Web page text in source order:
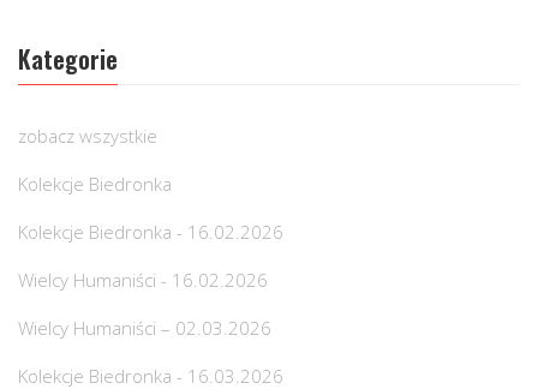
Kategorie
zobacz wszystkie
Kolekcje Biedronka
Kolekcje Biedronka - 16.02.2026
Wielcy Humaniści - 16.02.2026
Wielcy Humaniści – 02.03.2026
Kolekcje Biedronka - 16.03.2026